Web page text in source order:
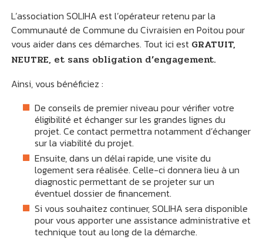
L’association SOLIHA est l’opérateur retenu par la
Communauté de Commune du Civraisien en Poitou pour
vous aider dans ces démarches. Tout ici est GRATUIT,
NEUTRE, et sans obligation d’engagement.
Ainsi, vous bénéficiez :
De conseils de premier niveau pour vérifier votre
éligibilité et échanger sur les grandes lignes du
projet. Ce contact permettra notamment d’échanger
sur la viabilité du projet.
Ensuite, dans un délai rapide, une visite du
logement sera réalisée. Celle-ci donnera lieu à un
diagnostic permettant de se projeter sur un
éventuel dossier de financement.
Si vous souhaitez continuer, SOLIHA sera disponible
pour vous apporter une assistance administrative et
technique tout au long de la démarche.